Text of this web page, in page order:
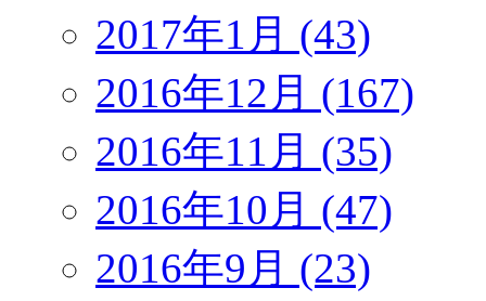
2017年1月 (43)
2016年12月 (167)
2016年11月 (35)
2016年10月 (47)
2016年9月 (23)